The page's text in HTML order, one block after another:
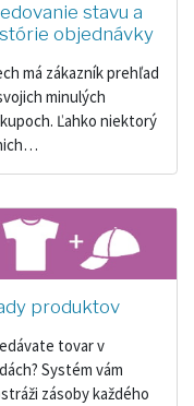
stavu a
objednávky
má zákazník prehľad
minulých
Ľahko niektorý
produktov
tovar v
Systém vám
zásoby každého